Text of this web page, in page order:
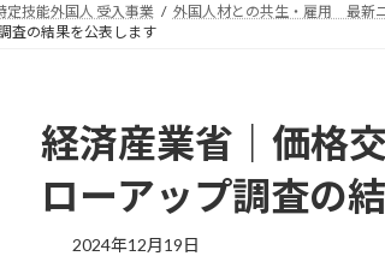
定技能外国人 受入事業 外国人材との共生・雇用 最新
査の結果を公表します
経済産業省｜価格
ローアップ調査の
2024年12月19日